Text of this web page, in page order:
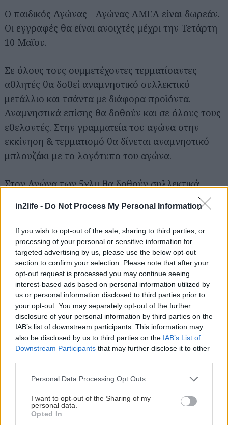
in2life - Do Not Process My Personal Information
If you wish to opt-out of the sale, sharing to third parties, or
processing of your personal or sensitive information for
targeted advertising by us, please use the below opt-out
section to confirm your selection. Please note that after your
opt-out request is processed you may continue seeing
interest-based ads based on personal information utilized by
us or personal information disclosed to third parties prior to
your opt-out. You may separately opt-out of the further
disclosure of your personal information by third parties on the
IAB’s list of downstream participants. This information may
also be disclosed by us to third parties on the IAB’s List of
Downstream Participants that may further disclose it to other
Please note that this website/app uses one or more Google
not limited to your visit or usage behaviour. You may click to
grant or deny consent to Google and its third-party tags to
use your data for below specified purposes in below Google
Personal Data Processing Opt Outs
I want to opt-out of the Sharing of my
personal data.
Opted In
Ο παιδικός Αγώνας - Αγώνας ΑΜΕΑ είναι δωρεάν.
Οι εγγραφές θα είναι ανοιχτές μέχρι την Τετάρτη
10 Μαΐου.
Σε όλους τους συμμετέχοντες τερματίσαντες
αθλητές θα δοθεί αναμνηστικό συλλεκτικό
μετάλλιο και τσάντα με διάφορα προϊόντα.
Αναμνηστικά επίσης θα δοθούν και σε όλους τους
εθελοντές. Στην γραμματεία του αγώνα στην
εκκίνηση & τερματισμό θα δίνεται αναμνηστικό
μπλουζάκι με το λογότυπο του αγώνα.
Στον Αγώνα των 5χλμ θα δοθούν συλλεκτικά
έπαθλα στους τρεις πρώτους νικητές και στις
τρεις πρώτες νικήτριες γενικής κατηγορίας.
για...